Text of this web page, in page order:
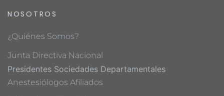
NOSOTROS
¿Quiénes Somos?
Junta Directiva Nacional
Presidentes Sociedades Departamentales
Anestesiólogos Afiliados